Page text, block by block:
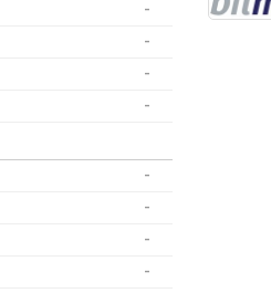
-
-
-
-
-
-
-
-